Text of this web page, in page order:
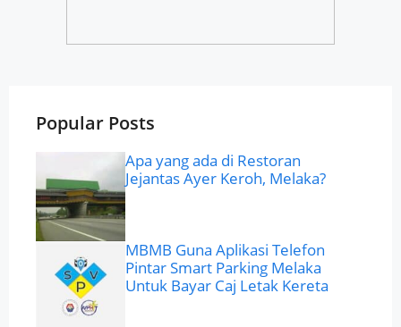
Popular Posts
Apa yang ada di Restoran
Jejantas Ayer Keroh, Melaka?
MBMB Guna Aplikasi Telefon
Pintar Smart Parking Melaka
Untuk Bayar Caj Letak Kereta